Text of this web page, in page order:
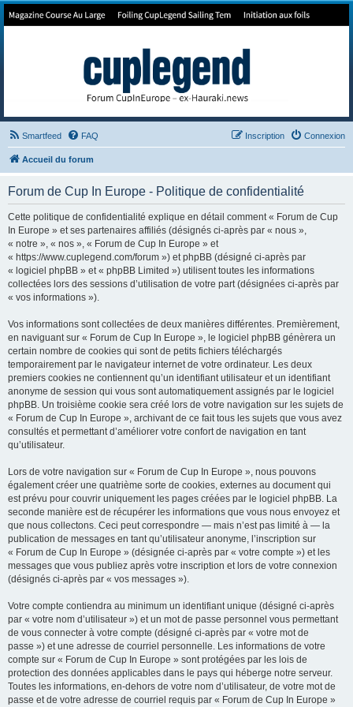
Forum de Cup In Europe
Smartfeed FAQ Connexion
Inscription
Accueil du forum
Forum de Cup In Europe - Politique de confidentialité
Cette politique de confidentialité explique en détail comment « Forum de Cup
In Europe » et ses partenaires affiliés (désignés ci-après par « nous »,
« notre », « nos », « Forum de Cup In Europe » et
« https://www.cuplegend.com/forum ») et phpBB (désigné ci-après par
« logiciel phpBB » et « phpBB Limited ») utilisent toutes les informations
collectées lors des sessions d’utilisation de votre part (désignées ci-après par
« vos informations »).
Vos informations sont collectées de deux manières différentes. Premièrement,
en naviguant sur « Forum de Cup In Europe », le logiciel phpBB génèrera un
certain nombre de cookies qui sont de petits fichiers téléchargés
temporairement par le navigateur internet de votre ordinateur. Les deux
premiers cookies ne contiennent qu’un identifiant utilisateur et un identifiant
anonyme de session qui vous sont automatiquement assignés par le logiciel
phpBB. Un troisième cookie sera créé lors de votre navigation sur les sujets de
« Forum de Cup In Europe », archivant de ce fait tous les sujets que vous avez
consultés et permettant d’améliorer votre confort de navigation en tant
qu’utilisateur.
Lors de votre navigation sur « Forum de Cup In Europe », nous pouvons
également créer une quatrième sorte de cookies, externes au document qui
est prévu pour couvrir uniquement les pages créées par le logiciel phpBB. La
seconde manière est de récupérer les informations que vous nous envoyez et
que nous collectons. Ceci peut correspondre — mais n’est pas limité à — la
publication de messages en tant qu’utilisateur anonyme, l’inscription sur
« Forum de Cup In Europe » (désignée ci-après par « votre compte ») et les
messages que vous publiez après votre inscription et lors de votre connexion
(désignés ci-après par « vos messages »).
Votre compte contiendra au minimum un identifiant unique (désigné ci-après
par « votre nom d’utilisateur ») et un mot de passe personnel vous permettant
de vous connecter à votre compte (désigné ci-après par « votre mot de
passe ») et une adresse de courriel personnelle. Les informations de votre
compte sur « Forum de Cup In Europe » sont protégées par les lois de
protection des données applicables dans le pays qui héberge notre serveur.
Toutes les informations, en-dehors de votre nom d’utilisateur, de votre mot de
passe et de votre adresse de courriel requis par « Forum de Cup In Europe »